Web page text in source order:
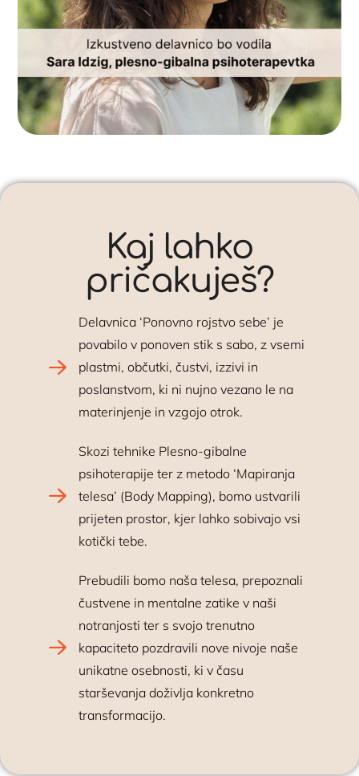
Kaj lahko
pričakuješ?
Delavnica ‘Ponovno rojstvo sebe’ je
povabilo v ponoven stik s sabo, z vsemi
plastmi, občutki, čustvi, izzivi in
poslanstvom, ki ni nujno vezano le na
materinjenje in vzgojo otrok.
Skozi tehnike Plesno-gibalne
psihoterapije ter z metodo ‘Mapiranja
telesa’ (Body Mapping), bomo ustvarili
prijeten prostor, kjer lahko sobivajo vsi
kotički tebe.
Prebudili bomo naša telesa, prepoznali
čustvene in mentalne zatike v naši
notranjosti ter s svojo trenutno
kapaciteto pozdravili nove nivoje naše
unikatne osebnosti, ki v času
starševanja doživlja konkretno
transformacijo.